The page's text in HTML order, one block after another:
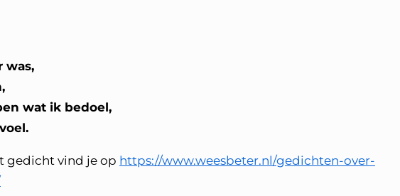
was,
wat ik bedoel,
gedicht vind je op https://www.weesbeter.nl/gedichten-over-